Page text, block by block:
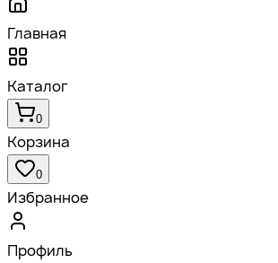
Главная
Каталог
0
Корзина
0
Избранное
Профиль